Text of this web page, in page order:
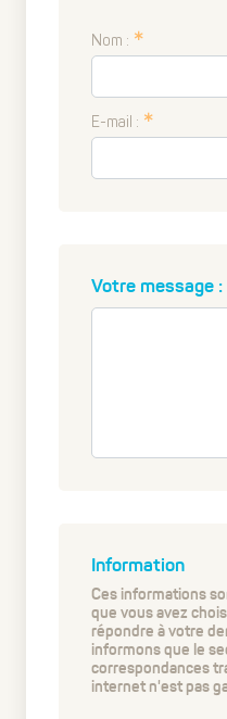
Nom :
E-mail :
Votre message :
Information
Ces informations
que vous avez
répondre à votre
informons que le
correspondances
internet n'est pas